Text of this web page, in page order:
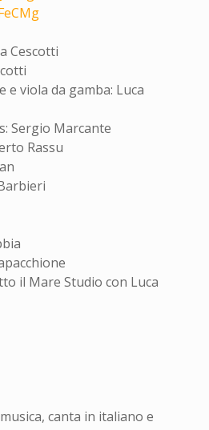
Cescotti
e viola da gamba: Luca
Sergio Marcante
Rassu
il Mare Studio con Luca
canta in italiano e